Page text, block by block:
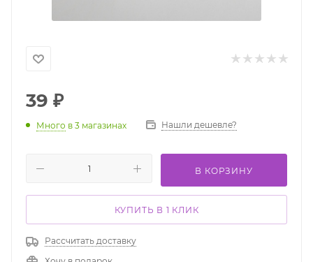
39 ₽
Много в 3 магазинах Нашли дешевле?
В КОРЗИНУ
КУПИТЬ В 1 КЛИК
Рассчитать доставку